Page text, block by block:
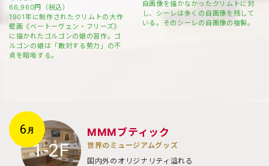
66,960円（税込）
1901年に制作されたクリムトの大作
壁画《ベートーヴェン・フリーズ》
に描かれたゴルゴンの娘の習作。ゴ
ルゴンの娘は「敵対する勢力」の不
貞を暗喩する。
自画像を描かなかったクリムトに対
し、シーレは多くの自画像を残して
いる。そのシーレの自画像の複製。
1-2F
MMMブティック
世界のミュージアムグッズ
国内外のオリジナリティ溢れる
6 月